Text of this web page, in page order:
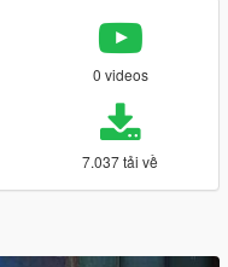
0 videos
7.037 tải về